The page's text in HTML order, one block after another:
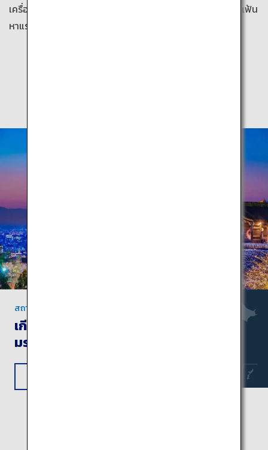
เครื่องบินเดินทางระหว่างเมืองในญี่ปุ่นได้จากประเทศของท่าน เฟ้น
หาแรงบันดาลใจสำหรับวันหยุดพักผ่อนของท่านได้ที่นี่
เกียวโตและนาระ: แหล่ง
มรดกโลกยูเนสโก
สถานที่ท่องเที่ยวที่ห้ามพลาดในคันไซ